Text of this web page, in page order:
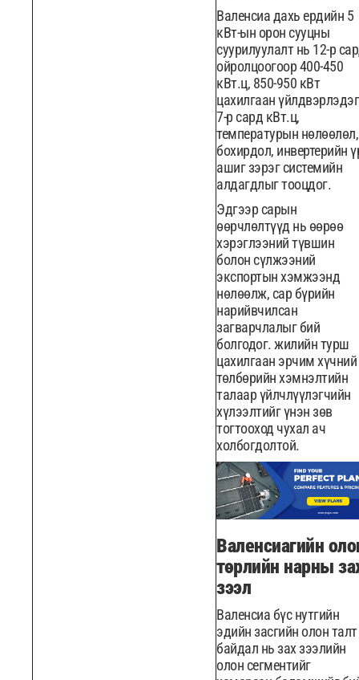
Валенсиа дахь ердийн 5
кВт-ын орон сууцны
суурилуулалт нь 12-р
ойролцоогоор 400-450
кВт.ц, 850-950 кВт
цахилгаан
7-р сард кВт.ц,
температурын нөлөөлөл,
бохирдол, инвертерийн
ашиг зэрэг системийн
алдагдлыг тооцдог.
Эдгээр сарын
өөрчлөлтүүд нь өөрөө
хэрэглээний түвшин
болон сүлжээний
экспортын хэмжээнд
нөлөөлж, сар бүрийн
нарийвчилсан
загварчлалыг бий
болгодог. жилийн турш
цахилгаан эрчим хүчний
төлбөрийн хэмнэлтийн
талаар үйлчлүүлэгчийн
хүлээлтийг үнэн зөв
тогтооход чухал ач
холбогдолтой.
Валенсиагийн
төрлийн нарны
зээл
Валенсиа бүс нутгийн
эдийн засгийн олон талт
байдал нь зах зээлийн
олон сегментийг